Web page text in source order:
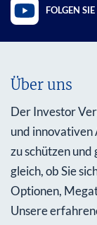
FOLGEN
Über uns
Der Investor
und innovativen
zu schützen
gleich, ob Sie
Optionen,
Unsere